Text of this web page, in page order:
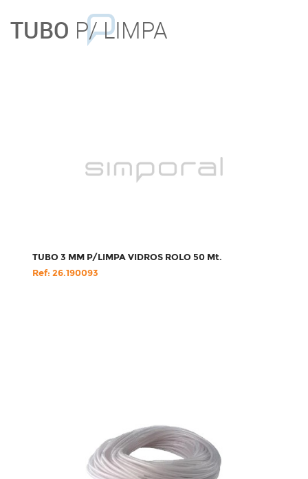
TUBO P/ LIMPA
TUBO 3 MM P/LIMPA VIDROS ROLO 50 Mt.
Ref: 26.190093